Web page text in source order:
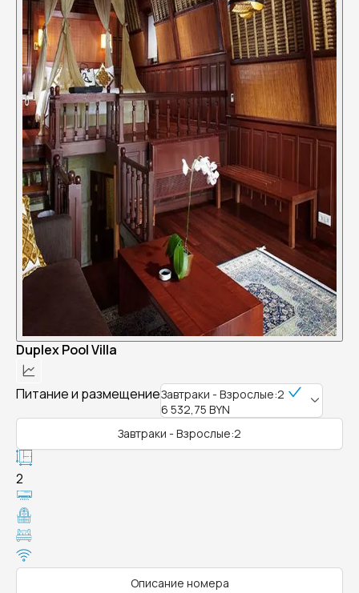
Duplex Pool Villa
Питание и размещениеЗавтраки - Взрослые:2
6 532,75 BYN
Завтраки - Взрослые:2
2
Описание номера